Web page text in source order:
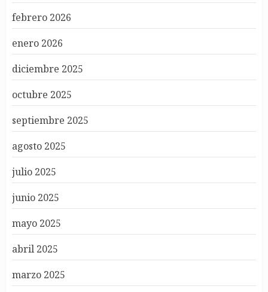
febrero 2026
enero 2026
diciembre 2025
octubre 2025
septiembre 2025
agosto 2025
julio 2025
junio 2025
mayo 2025
abril 2025
marzo 2025